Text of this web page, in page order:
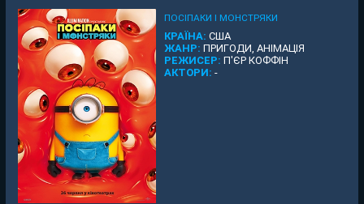
ПОСІПАКИ І МОНСТРЯКИ
КРАЇНА: США
ЖАНР: ПРИГОДИ, АНІМАЦІЯ
РЕЖИСЕР: П'ЄР КОФФІН
АКТОРИ: -